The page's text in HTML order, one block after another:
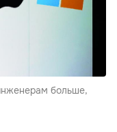
больше,